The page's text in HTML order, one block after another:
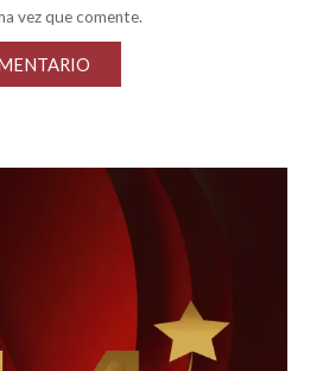
vez que comente.